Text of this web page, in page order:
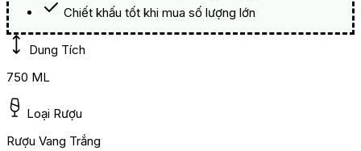
Chiết khấu tốt khi mua số lượng lớn
Dung Tích
750 ML
Loại Rượu
Rượu Vang Trắng